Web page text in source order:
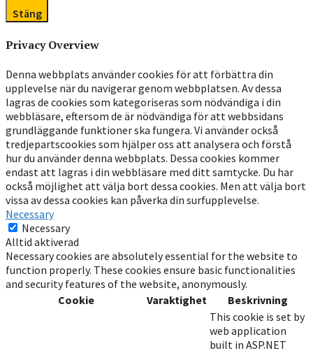
Stäng
Privacy Overview
Denna webbplats använder cookies för att förbättra din
upplevelse när du navigerar genom webbplatsen. Av dessa
lagras de cookies som kategoriseras som nödvändiga i din
webbläsare, eftersom de är nödvändiga för att webbsidans
grundläggande funktioner ska fungera. Vi använder också
tredjepartscookies som hjälper oss att analysera och förstå
hur du använder denna webbplats. Dessa cookies kommer
endast att lagras i din webbläsare med ditt samtycke. Du har
också möjlighet att välja bort dessa cookies. Men att välja bort
vissa av dessa cookies kan påverka din surfupplevelse.
Necessary
Necessary
Alltid aktiverad
Necessary cookies are absolutely essential for the website to
function properly. These cookies ensure basic functionalities
and security features of the website, anonymously.
Cookie
Varaktighet
Beskrivning
This cookie is set by
web application
built in ASP.NET